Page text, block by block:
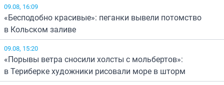
09.08, 16:09
«Бесподобно красивые»: пеганки вывели потомство
в Кольском заливе
09.08, 15:20
«Порывы ветра сносили холсты с мольбертов»:
в Териберке художники рисовали море в шторм